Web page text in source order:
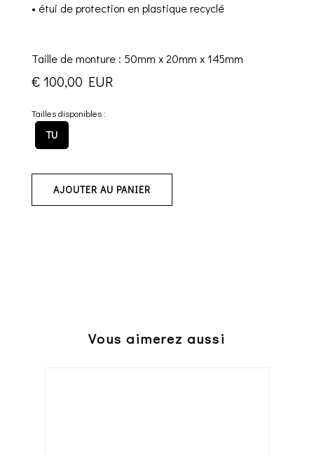
• étui de protection en plastique recyclé
Taille de monture : 50mm x 20mm x 145mm
€ 100,00 EUR
Tailles disponibles :
TU
AJOUTER AU PANIER
Vous aimerez aussi